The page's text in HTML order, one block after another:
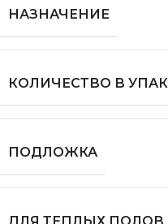
НАЗНАЧЕНИЕ
КОЛИЧЕСТВО В
ПОДЛОЖКА